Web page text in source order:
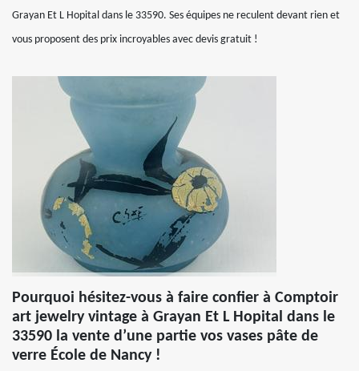
Grayan Et L Hopital dans le 33590. Ses équipes ne reculent devant rien et
vous proposent des prix incroyables avec devis gratuit !
Pourquoi hésitez-vous à faire confier à Comptoir
art jewelry vintage à Grayan Et L Hopital dans le
33590 la vente d’une partie vos vases pâte de
verre École de Nancy !